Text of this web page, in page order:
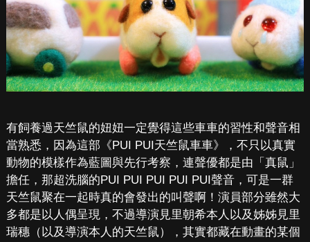
有飼養過天竺鼠的妞妞一定覺得這些車車的習性和聲音相
當熟悉，因為這部《PUI PUI天竺鼠車車》，不只以真實
動物的模樣作為藍圖與先行考察，連聲優都是由「真鼠」
擔任，那超洗腦的PUI PUI PUI PUI PUI聲音，可是一群
天竺鼠聚在一起時真的會發出的叫聲啊！演員部分雖然大
多都是以人偶呈現，不過導演見里朝希本人以及姊姊見里
瑞穗（以及導演本人的天竺鼠），其實都藏在動畫的某個